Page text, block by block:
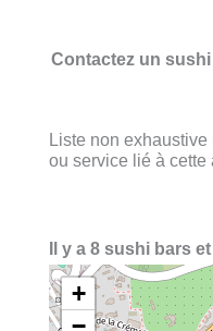
Contactez un
Liste non
ou service lié à
Il y a 8 sushi bars
+